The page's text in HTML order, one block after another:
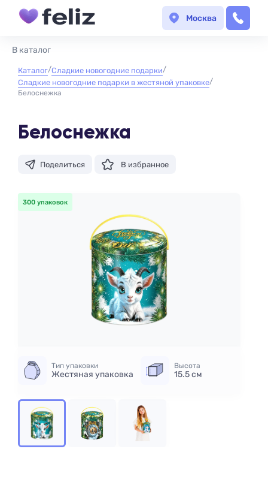
Москва
В каталог
Каталог Сладкие новогодние подарки
Сладкие новогодние подарки в жестяной упаковке
Белоснежка
Белоснежка
Поделиться В избранное
300 упаковок
Тип упаковки
Жестяная упаковка
Высота
15.5 см